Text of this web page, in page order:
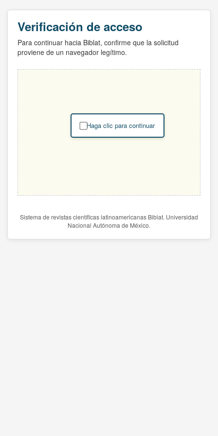
Verificación de acceso
Para continuar hacia Biblat, confirme que la solicitud
proviene de un navegador legítimo.
Haga clic para continuar
Sistema de revistas científicas latinoamericanas Biblat. Universidad
Nacional Autónoma de México.